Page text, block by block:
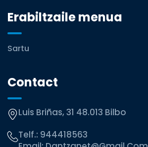
Erabiltzaile menua
Sartu
Contact
Luis Briñas, 31 48.013 Bilbo
Telf.: 944418563